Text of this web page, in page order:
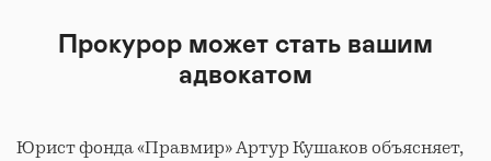
Прокурор может стать вашим
адвокатом
Юрист фонда «Правмир» Артур Кушаков объясняет,